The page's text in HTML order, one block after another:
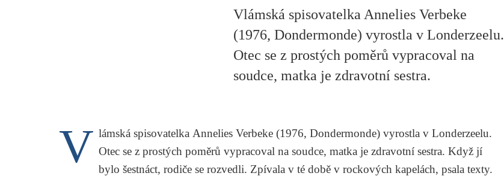
Vlámská spisovatelka Annelies Verbeke
(1976, Dondermonde) vyrostla v Londerzeelu.
Otec se z prostých poměrů vypracoval na
soudce, matka je zdravotní sestra.
V lámská spisovatelka Annelies Verbeke (1976, Dondermonde) vyrostla v Londerzeelu.
Otec se z prostých poměrů vypracoval na soudce, matka je zdravotní sestra. Když jí
bylo šestnáct, rodiče se rozvedli. Zpívala v té době v rockových kapelách, psala texty.